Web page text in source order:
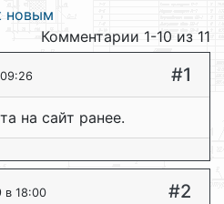
новым
Комментарии 1-10 из 11
#1
на сайт ранее.
в 18:00 #2